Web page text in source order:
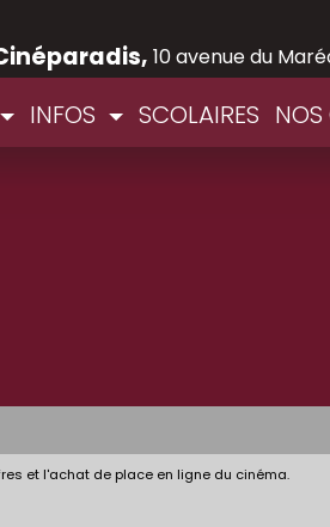
10 avenue du
INFOS SCOLAIRES
et l'achat de place en ligne du cinéma.